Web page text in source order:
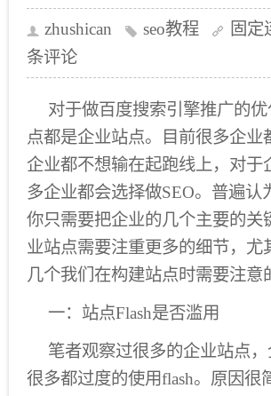
zhushican seo教程 固定
条评论
对于做百度搜索引擎推广的
点都是企业站点。目前很多企
企业都不想输在起跑线上，对
多企业都会选择做SEO。普遍
你只需要把企业的几个主要的
业站点需要注重更多的细节，
几个我们在构建站点时需要注意
一：站点Flash是否滥用
笔者观察过很多的企业站点
很多都过度的使用flash。原因